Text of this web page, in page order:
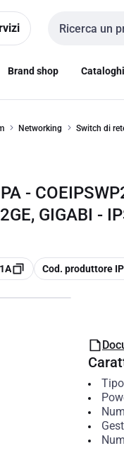
Cerca input
Brand shop Cataloghi
Networking Switch di
-
GIGABI -
copia
Cod. produttore